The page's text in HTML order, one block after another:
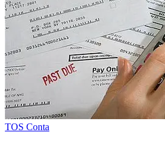
TOS Conta